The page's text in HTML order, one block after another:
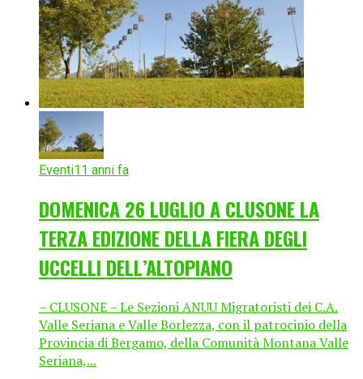
Eventi11 anni fa
DOMENICA 26 LUGLIO A CLUSONE LA
TERZA EDIZIONE DELLA FIERA DEGLI
UCCELLI DELL’ALTOPIANO
– CLUSONE – Le Sezioni ANUU Migratoristi dei C.A.
Valle Seriana e Valle Borlezza, con il patrocinio della
Provincia di Bergamo, della Comunità Montana Valle
Seriana,...